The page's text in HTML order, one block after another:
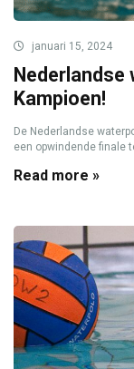
januari 15, 2024
Nederlandse
Kampioen!
De Nederlandse
een opwindende finale
Read more »